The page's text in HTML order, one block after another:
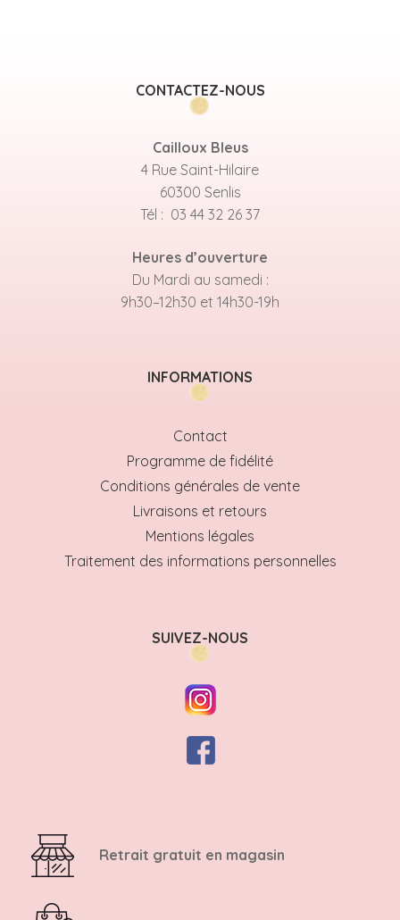
CONTACTEZ-NOUS
Cailloux Bleus
4 Rue Saint-Hilaire
60300 Senlis
Tél : 03 44 32 26 37
Heures d’ouverture
Du Mardi au samedi :
9h30–12h30 et 14h30-19h
INFORMATIONS
Contact
Programme de fidélité
Conditions générales de vente
Livraisons et retours
Mentions légales
Traitement des informations personnelles
SUIVEZ-NOUS
Retrait gratuit en magasin